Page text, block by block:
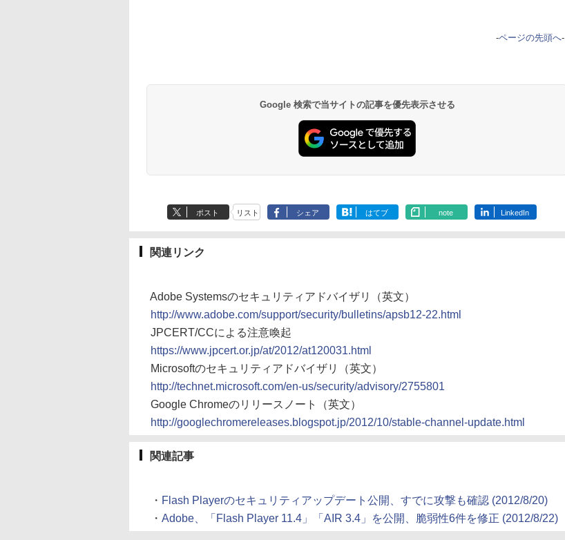
-ページの先頭へ-
Google 検索で当サイトの記事を優先表示させる
ポスト リスト シェア はてブ note LinkedIn
関連リンク
Adobe Systemsのセキュリティアドバイザリ（英文）
http://www.adobe.com/support/security/bulletins/apsb12-22.html
JPCERT/CCによる注意喚起
https://www.jpcert.or.jp/at/2012/at120031.html
Microsoftのセキュリティアドバイザリ（英文）
http://technet.microsoft.com/en-us/security/advisory/2755801
Google Chromeのリリースノート（英文）
http://googlechromereleases.blogspot.jp/2012/10/stable-channel-update.html
関連記事
・ Flash Playerのセキュリティアップデート公開、すでに攻撃も確認 (2012/8/20)
・ Adobe、「Flash Player 11.4」「AIR 3.4」を公開、脆弱性6件を修正 (2012/8/22)